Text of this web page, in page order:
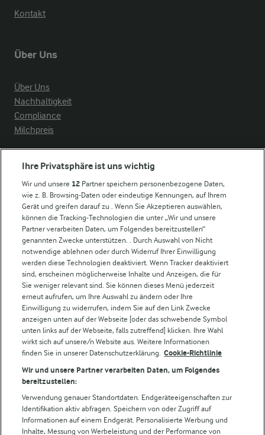
Kontakt
Über Uns
Über Uns
Nachhaltigkeit
Compliance
Milchpreis
Weitere Arla Websites
Castello
Lurpak
Arla Pro
Für unsere Landwirt:innen
Folge uns!
© Arla Foods amba 2026
Ihre Privatsphäre ist uns wichtig
Wir und unsere 12 Partner speichern personenbezogene Daten,
wie z. B. Browsing-Daten oder eindeutige Kennungen, auf Ihrem
Gerät und greifen darauf zu . Wenn Sie Akzeptieren auswählen,
können die Tracking-Technologien die unter „Wir und unsere
Partner verarbeiten Daten, um Folgendes bereitzustellen“
genannten Zwecke unterstützen. . Durch Auswahl von Nicht
notwendige ablehnen oder durch Widerruf Ihrer Einwilligung
werden diese Technologien deaktiviert. Wenn Tracker deaktiviert
sind, erscheinen möglicherweise Inhalte und Anzeigen, die für
Sie weniger relevant sind. Sie können dieses Menü jederzeit
erneut aufrufen, um Ihre Auswahl zu ändern oder Ihre
Einwilligung zu widerrufen, indem Sie auf den Link Zwecke
anzeigen unten auf der Webseite [oder das schwebende Symbol
unten links auf der Webseite, falls zutreffend] klicken. Ihre Wahl
wirkt sich auf unsere/n Website aus. Weitere Informationen
finden Sie in unserer Datenschutzerklärung. Cookie-Richtlinie
Wir und unsere Partner verarbeiten Daten, um Folgendes
bereitzustellen:
Verwendung genauer Standortdaten. Endgeräteeigenschaften zur
Identifikation aktiv abfragen. Speichern von oder Zugriff auf
Informationen auf einem Endgerät. Personalisierte Werbung und
Inhalte, Messung von Werbeleistung und der Performance von